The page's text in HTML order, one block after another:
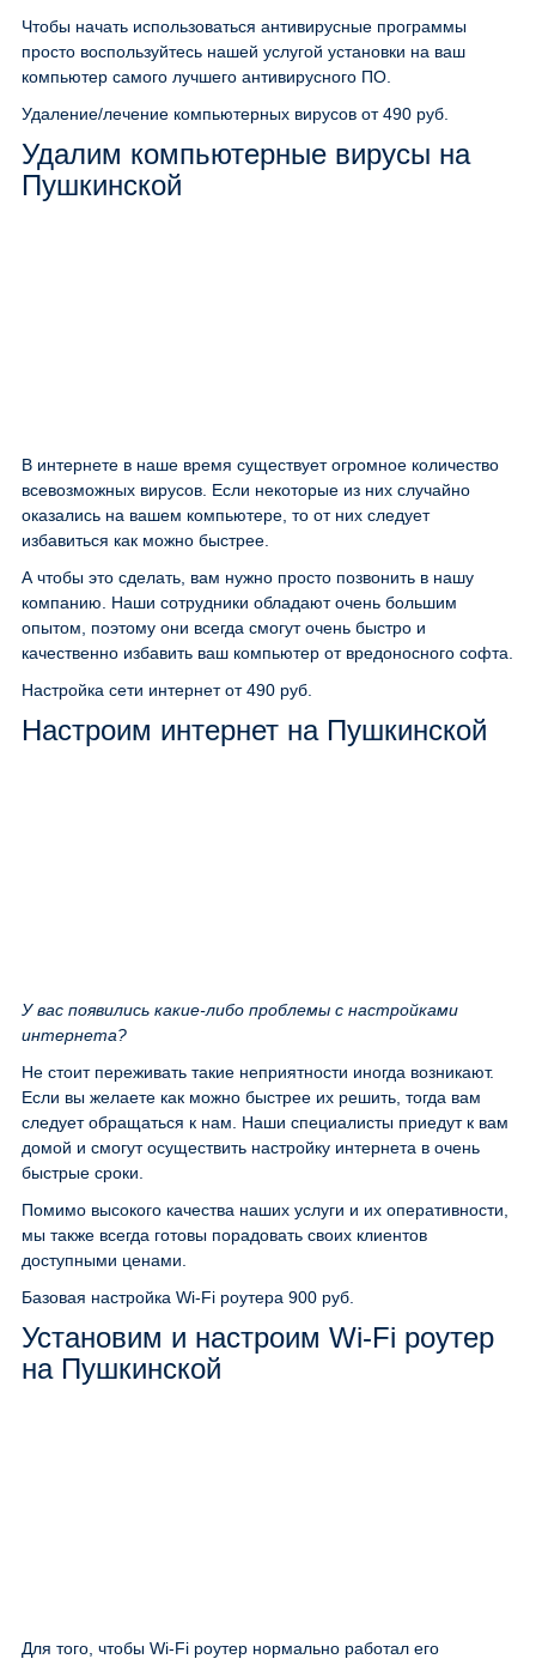
Чтобы начать использоваться антивирусные программы
просто воспользуйтесь нашей услугой установки на ваш
компьютер самого лучшего антивирусного ПО.
Удаление/лечение компьютерных вирусов от 490 руб.
Удалим компьютерные вирусы на
Пушкинской
В интернете в наше время существует огромное количество
всевозможных вирусов. Если некоторые из них случайно
оказались на вашем компьютере, то от них следует
избавиться как можно быстрее.
А чтобы это сделать, вам нужно просто позвонить в нашу
компанию. Наши сотрудники обладают очень большим
опытом, поэтому они всегда смогут очень быстро и
качественно избавить ваш компьютер от вредоносного софта.
Настройка сети интернет от 490 руб.
Настроим интернет на Пушкинской
У вас появились какие-либо проблемы с настройками
интернета?
Не стоит переживать такие неприятности иногда возникают.
Если вы желаете как можно быстрее их решить, тогда вам
следует обращаться к нам. Наши специалисты приедут к вам
домой и смогут осуществить настройку интернета в очень
быстрые сроки.
Помимо высокого качества наших услуги и их оперативности,
мы также всегда готовы порадовать своих клиентов
доступными ценами.
Базовая настройка Wi-Fi роутера 900 руб.
Установим и настроим Wi-Fi роутер
на Пушкинской
Для того, чтобы Wi-Fi роутер нормально работал его